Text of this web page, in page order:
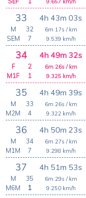
33 4h 43m 03s
6m 17s / km
9.539 km/h
M
32
SEM
7
34 4h 49m 32s
6m 26s / km
9.325 km/h
F
2
M1F
1
35 4h 49m 39s
6m 26s / km
9.322 km/h
M
33
M2M
4
36 4h 50m 23s
6m 27s / km
9.298 km/h
M
34
M1M
7
37 4h 51m 53s
6m 29s / km
9.250 km/h
M
35
M6M
1